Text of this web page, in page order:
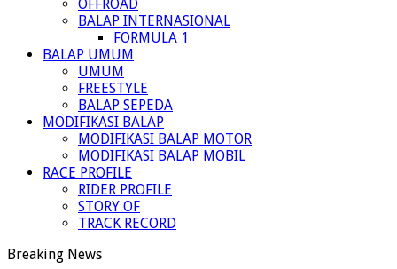
OFFROAD
BALAP INTERNASIONAL
FORMULA 1
BALAP UMUM
UMUM
FREESTYLE
BALAP SEPEDA
MODIFIKASI BALAP
MODIFIKASI BALAP MOTOR
MODIFIKASI BALAP MOBIL
RACE PROFILE
RIDER PROFILE
STORY OF
TRACK RECORD
Breaking News